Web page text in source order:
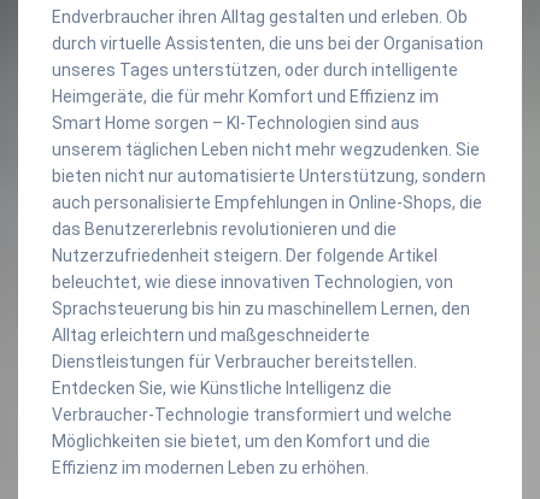
Endverbraucher ihren Alltag gestalten und erleben. Ob
durch virtuelle Assistenten, die uns bei der Organisation
unseres Tages unterstützen, oder durch intelligente
Heimgeräte, die für mehr Komfort und Effizienz im
Smart Home sorgen – KI-Technologien sind aus
unserem täglichen Leben nicht mehr wegzudenken. Sie
bieten nicht nur automatisierte Unterstützung, sondern
auch personalisierte Empfehlungen in Online-Shops, die
das Benutzererlebnis revolutionieren und die
Nutzerzufriedenheit steigern. Der folgende Artikel
beleuchtet, wie diese innovativen Technologien, von
Sprachsteuerung bis hin zu maschinellem Lernen, den
Alltag erleichtern und maßgeschneiderte
Dienstleistungen für Verbraucher bereitstellen.
Entdecken Sie, wie Künstliche Intelligenz die
Verbraucher-Technologie transformiert und welche
Möglichkeiten sie bietet, um den Komfort und die
Effizienz im modernen Leben zu erhöhen.